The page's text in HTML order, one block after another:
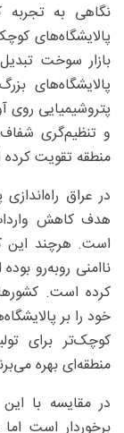
نگاهی به
پالایشگاه‌های
بازار سوخت
پالایشگاه‌های
پتروشیمیایی
و تنظیم‌گری
منطقه تقویت
در عراق
هدف کاهش
است. هرچند این
ناامنی روبه‌رو
کرده است.
خود را بر
کوچک‌تر برای
منطقه‌ای بهره
در مقایسه با